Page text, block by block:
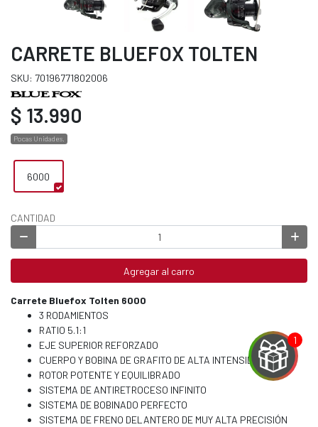
CARRETE BLUEFOX TOLTEN
SKU: 70196771802006
$ 13.990
Pocas Unidades.
6000
CANTIDAD
Agregar al carro
Carrete Bluefox Tolten 6000
3 RODAMIENTOS
RATIO 5.1:1
EJE SUPERIOR REFORZADO
CUERPO Y BOBINA DE GRAFITO DE ALTA INTENSIDAD
ROTOR POTENTE Y EQUILIBRADO
SISTEMA DE ANTIRETROCESO INFINITO
SISTEMA DE BOBINADO PERFECTO
SISTEMA DE FRENO DELANTERO DE MUY ALTA PRECISIÓN